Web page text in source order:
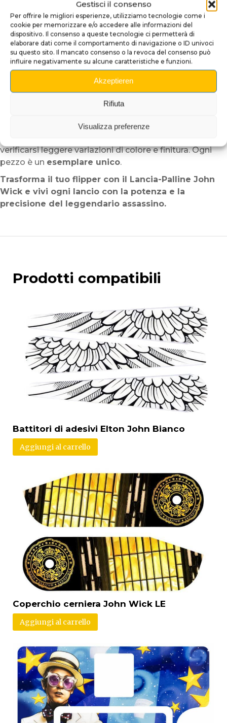
Gestisci il consenso
Per offrire le migliori esperienze, utilizziamo tecnologie come i
cookie per memorizzare e/o accedere alle informazioni del
dispositivo. Il consenso a queste tecnologie ci permetterà di
elaborare dati come il comportamento di navigazione o ID univoci
su questo sito. Il mancato consenso o la revoca del consenso può
influire negativamente su alcune caratteristiche e funzioni.
Akzeptieren
Rifiuta
Visualizza preferenze
Palline ?
Omaggio visivo: Un richiamo diretto allo stile
inconfondibile di John Wick.
Ogni pezzo è unico:La pittura a mano rende ogni
esemplare un vero oggetto da collezione.
Alta qualità artigianale:Design raffinato e materiali
durevoli.
Esperienza coinvolgente:Aggiunge un tocco di
verificarsi leggere variazioni di colore e finitura. Ogni
pezzo è un esemplare unico.
Trasforma il tuo flipper con il Lancia-Palline John
Wick e vivi ogni lancio con la potenza e la
precisione del leggendario assassino.
Prodotti compatibili
Battitori di adesivi Elton John Bianco
Aggiungi al carrello
Coperchio cerniera John Wick LE
Aggiungi al carrello